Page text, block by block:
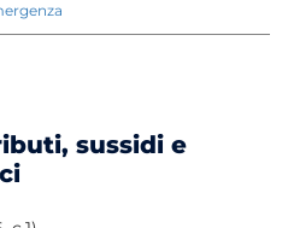
sussidi e